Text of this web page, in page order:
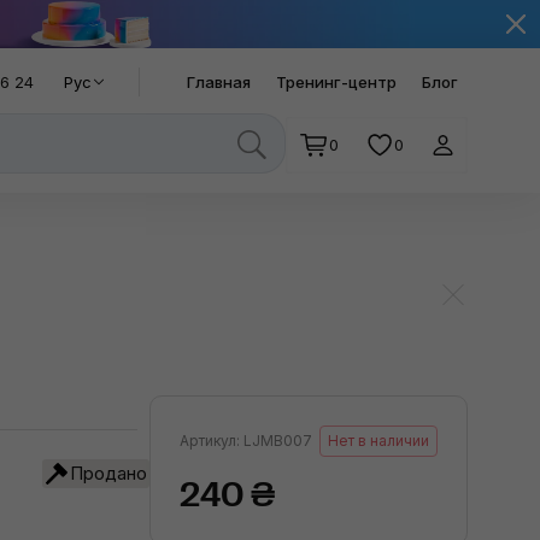
24 Рус Главная Тренинг-центр Блог
0 0
Продано
Артикул: LJMB007 Нет в наличии
240 ₴